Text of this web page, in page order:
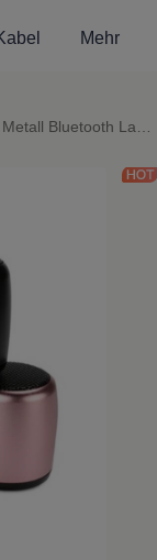
Mehr
Lautsprecher